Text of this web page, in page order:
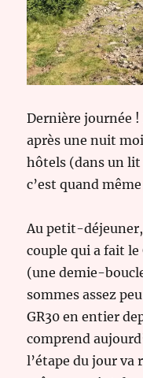
Dernière journée !
après une nuit
hôtels (dans un lit
c’est quand
Au petit-
couple qui a fait le
(une demie-
sommes assez
GR30 en entier
comprend
l’étape du jour va